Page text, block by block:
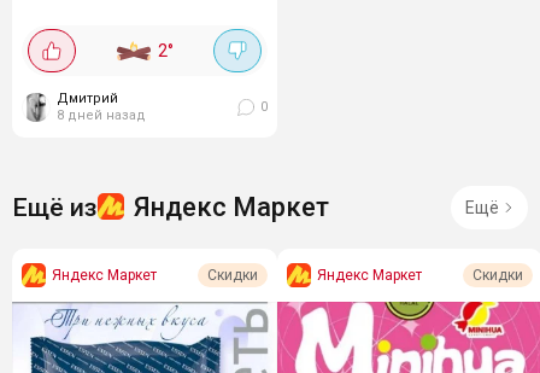
Очень вкусный! Дешевле
нигде не видел=)2°
Дмитрий
8 дней назад
0
Ещё из Яндекс Маркет Ещё
Яндекс Маркет Скидки Яндекс Маркет Скидки